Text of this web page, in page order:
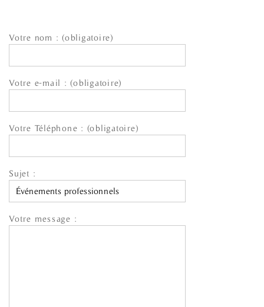
Votre nom : (obligatoire)
Votre e-mail : (obligatoire)
Votre Téléphone : (obligatoire)
Sujet :
Votre message :